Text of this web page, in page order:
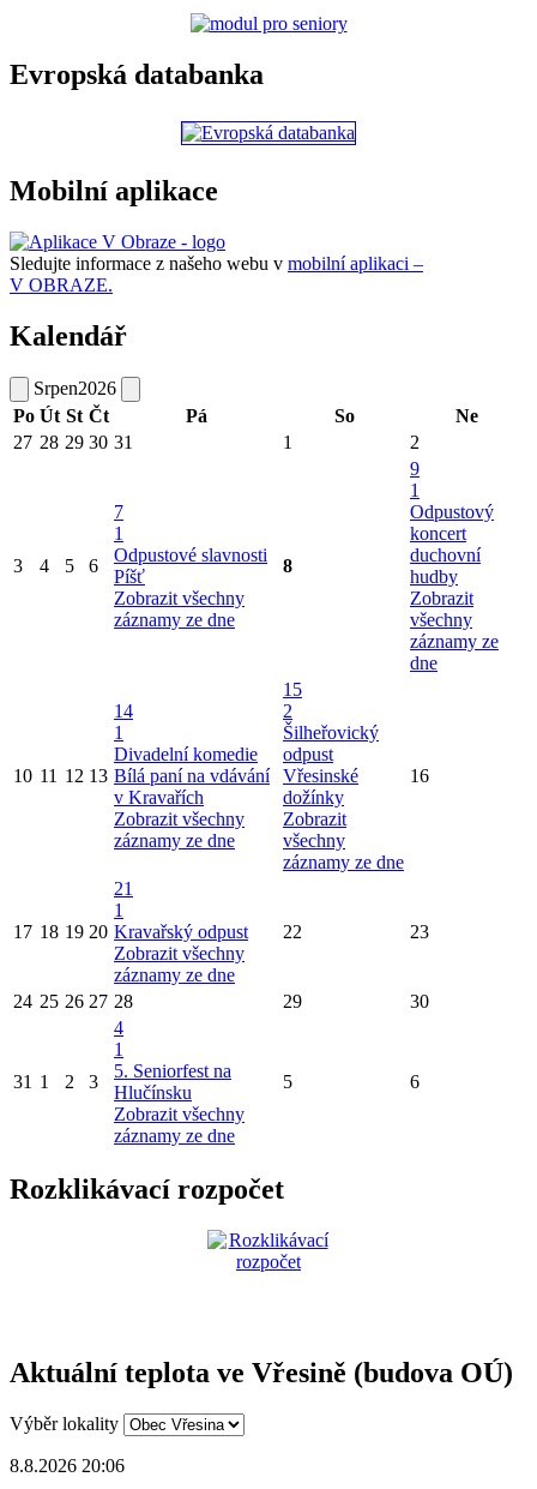
Evropská databanka
Mobilní aplikace
Sledujte informace z našeho webu v mobilní aplikaci –
V OBRAZE.
Kalendář
Srpen2026
Po Út St Čt Pá So
Ne
27 28 29 30 31 1 2
3 4 5 6
7
1
Odpustové slavnosti
Píšť
Zobrazit všechny
záznamy ze dne
8
9
1
Odpustový
koncert
duchovní
hudby
Zobrazit
všechny
záznamy ze
dne
10 11 12 13
14
1
Divadelní komedie
Bílá paní na vdávání
v Kravařích
Zobrazit všechny
záznamy ze dne
15
2
Šilheřovický
odpust
Vřesinské
dožínky
Zobrazit
všechny
záznamy ze dne
16
17 18 19 20
21
1
Kravařský odpust
Zobrazit všechny
záznamy ze dne
22 23
24 25 26 27 28 29 30
31 1 2 3
4
1
5. Seniorfest na
Hlučínsku
Zobrazit všechny
záznamy ze dne
5 6
Rozklikávací rozpočet
Aktuální teplota ve Vřesině (budova OÚ)
Výběr lokality
8.8.2026 20:06